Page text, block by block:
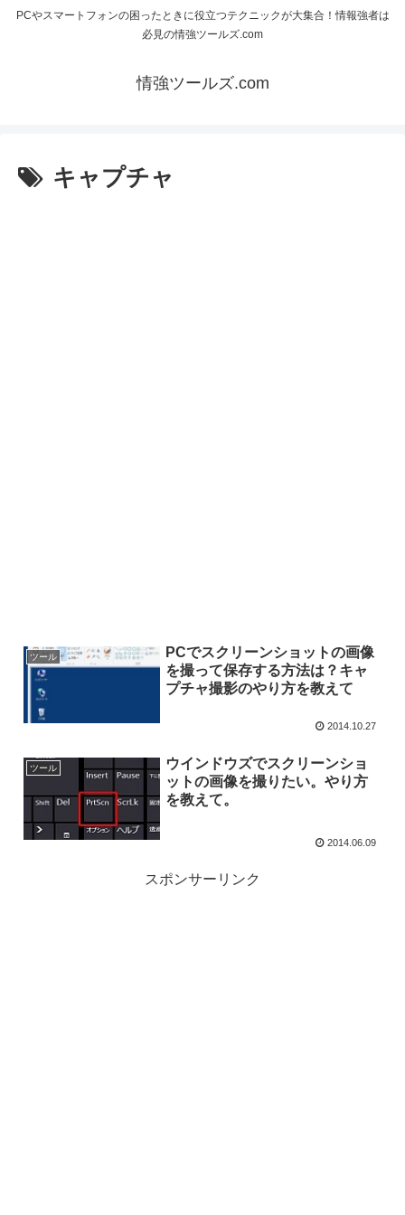
PCやスマートフォンの困ったときに役立つテクニックが大集合！情報強者は
必見の情強ツールズ.com
情強ツールズ.com
キャプチャ
ツール
PCでスクリーンショットの画像
を撮って保存する方法は？キャ
プチャ撮影のやり方を教えて
2014.10.27
ツール
ウインドウズでスクリーンショ
ットの画像を撮りたい。やり方
を教えて。
2014.06.09
スポンサーリンク